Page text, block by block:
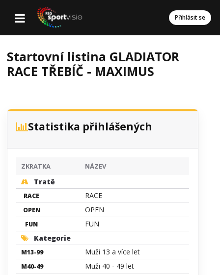
Přihlásit se
Startovní listina GLADIATOR
RACE TŘEBÍČ - MAXIMUS
Statistika přihlášených
ZKRATKA NÁZEV
Tratě
RACE RACE
OPEN OPEN
FUN
FUN
Kategorie
M13-99 Muži 13 a více let
M40-49 Muži 40 - 49 let